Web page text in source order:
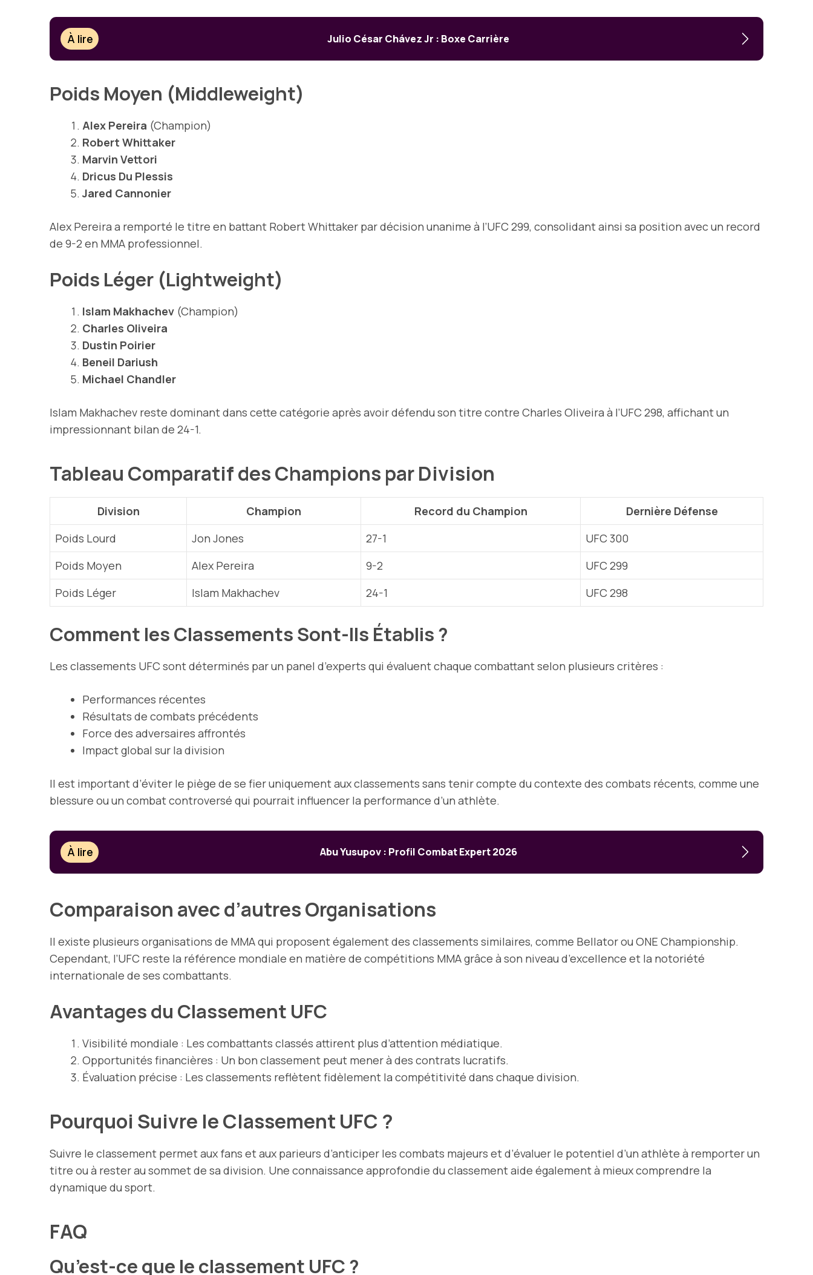
À lire Julio César Chávez Jr : Boxe Carrière
Poids Moyen (Middleweight)
Alex Pereira (Champion)
Robert Whittaker
Marvin Vettori
Dricus Du Plessis
Jared Cannonier
Alex Pereira a remporté le titre en battant Robert Whittaker par décision unanime à l’UFC 299, consolidant ainsi sa position avec un record
de 9-2 en MMA professionnel.
Poids Léger (Lightweight)
Islam Makhachev (Champion)
Charles Oliveira
Dustin Poirier
Beneil Dariush
Michael Chandler
Islam Makhachev reste dominant dans cette catégorie après avoir défendu son titre contre Charles Oliveira à l’UFC 298, affichant un
impressionnant bilan de 24-1.
Tableau Comparatif des Champions par Division
Division Champion Record du Champion
Dernière Défense
Poids Lourd
Jon Jones 27-1
UFC 300
Poids Moyen
Alex Pereira 9-2
UFC 299
Poids Léger
Islam Makhachev 24-1 UFC 298
Comment les Classements Sont-Ils Établis ?
Les classements UFC sont déterminés par un panel d’experts qui évaluent chaque combattant selon plusieurs critères :
Performances récentes
Résultats de combats précédents
Force des adversaires affrontés
Impact global sur la division
Il est important d’éviter le piège de se fier uniquement aux classements sans tenir compte du contexte des combats récents, comme une
blessure ou un combat controversé qui pourrait influencer la performance d’un athlète.
À lire Abu Yusupov : Profil Combat Expert 2026
Comparaison avec d’autres Organisations
Il existe plusieurs organisations de MMA qui proposent également des classements similaires, comme Bellator ou ONE Championship.
Cependant, l’UFC reste la référence mondiale en matière de compétitions MMA grâce à son niveau d’excellence et la notoriété
internationale de ses combattants.
Avantages du Classement UFC
Visibilité mondiale : Les combattants classés attirent plus d’attention médiatique.
Opportunités financières : Un bon classement peut mener à des contrats lucratifs.
Évaluation précise : Les classements reflètent fidèlement la compétitivité dans chaque division.
Pourquoi Suivre le Classement UFC ?
Suivre le classement permet aux fans et aux parieurs d’anticiper les combats majeurs et d’évaluer le potentiel d’un athlète à remporter un
titre ou à rester au sommet de sa division. Une connaissance approfondie du classement aide également à mieux comprendre la
dynamique du sport.
FAQ
Qu’est-ce que le classement UFC ?